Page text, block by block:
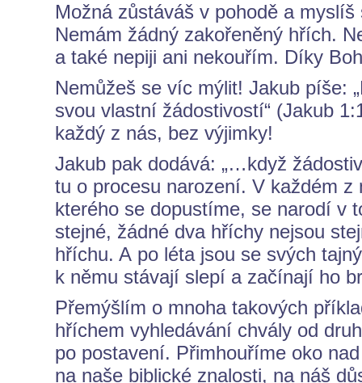
Možná zůstáváš v pohodě a
Nemám žádný zakořeněný hřích.
a také nepiji ani nekouřím. Díky
Nemůžeš se víc mýlit! Jakub píše:
svou vlastní žádostivostí“ (Jakub
každý z nás, bez výjimky!
Jakub pak dodává: „…když
tu o procesu narození. V každém
kterého se dopustíme, se narodí v
stejné, žádné dva hříchy nejsou
hříchu. A po léta jsou se svých
k němu stávají slepí a začínají ho
Přemýšlím o mnoha takových
hříchem vyhledávání chvály od
po postavení. Přimhouříme oko
na naše biblické znalosti, na náš